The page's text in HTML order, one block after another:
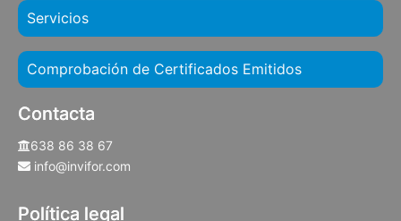
Servicios
Comprobación de Certificados Emitidos
Contacta
638 86 38 67
info@invifor.com
Política legal